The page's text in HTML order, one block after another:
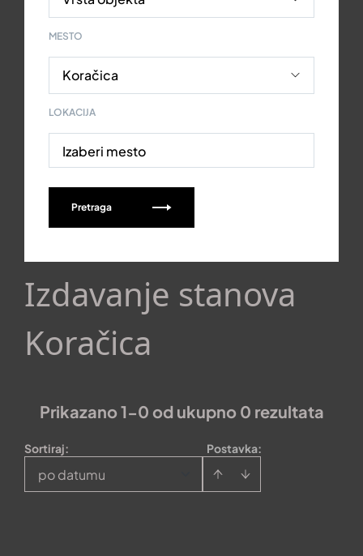
MESTO
LOKACIJA
Izaberi mesto
Pretraga
Izdavanje stanova
Koračica
Prikazano 1-0 od ukupno 0 rezultata
Postavka:
Sortiraj:
po datumu